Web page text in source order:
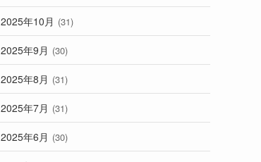
2025年10月 (31)
2025年9月 (30)
2025年8月 (31)
2025年7月 (31)
2025年6月 (30)